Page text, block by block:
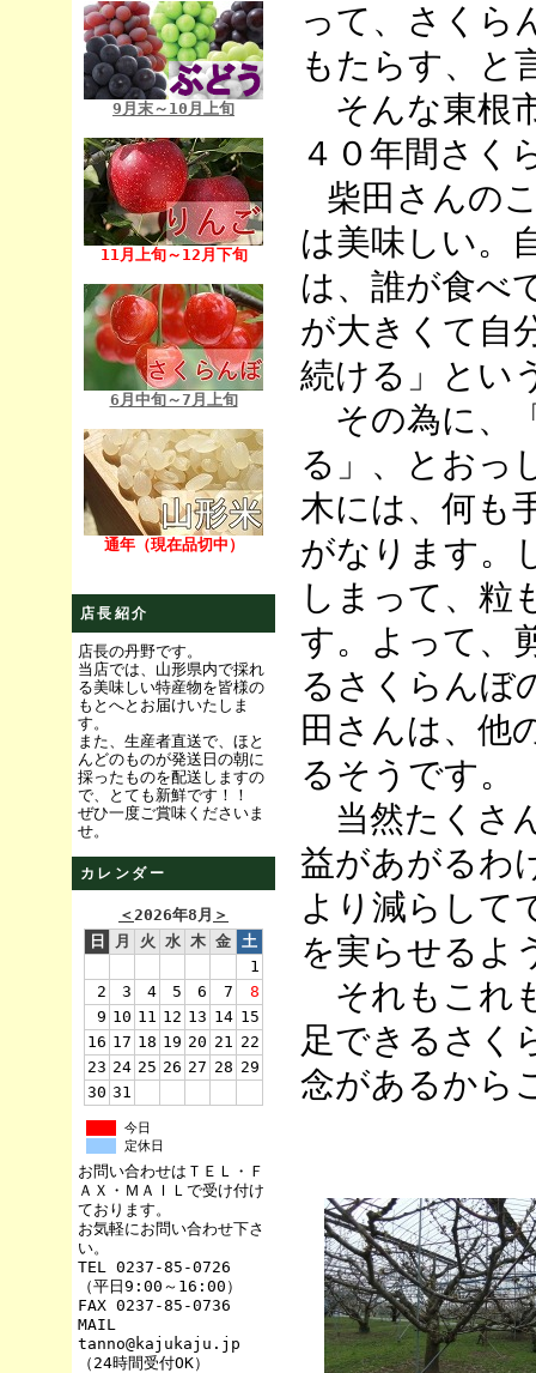
9月末～10月上旬
11月上旬～12月下旬
6月中旬～7月上旬
通年（現在品切中）
店長紹介
店長の丹野です。
当店では、山形県内で採れ
る美味しい特産物を皆様の
もとへとお届けいたしま
す。
また、生産者直送で、ほと
んどのものが発送日の朝に
採ったものを配送しますの
で、とても新鮮です！！
ぜひ一度ご賞味くださいま
せ。
カレンダー
＜2026年8月 ＞
日
月 火 水 木 金 土
1
2
3 4 5 6 7
8
9 10 11 12 13 14 15
16 17 18 19 20 21 22
23 24 25 26 27 28 29
30 31
今日
定休日
お問い合わせはＴＥＬ・Ｆ
ＡＸ・ＭＡＩＬで受け付け
ております。
お気軽にお問い合わせ下さ
い。
TEL 0237-85-0726
（平日9:00～16:00）
FAX 0237-85-0736
MAIL
tanno@kajukaju.jp
（24時間受付OK）
って、さくら
もたらす、と
そんな東根
４０年間さく
柴田さんの
は美味しい。
は、誰が食べ
が大きくて自
続ける」とい
その為に、
る」、とおっ
木には、何も
がなります。
しまって、粒
す。よって、
るさくらんぼ
田さんは、他
るそうです。
当然たくさ
益があがるわ
より減らして
を実らせるよ
それもこれ
足できるさく
念があるから